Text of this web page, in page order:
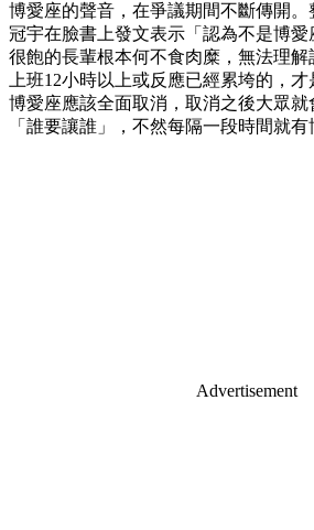
博愛座的聲音，在爭議期間不斷傳開
冠宇在臉書上發文表示「認為不是博
很飽的長輩根本何不食肉糜，無法理解
上班12小時以上或反應已經累垮的，才
博愛座應該全面取消，取消之後大眾
「誰要讓誰」，不然每隔一段時間就有
Advertisement